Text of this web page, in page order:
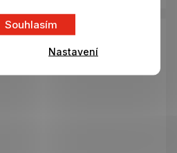
Souhlasím
Nastavení